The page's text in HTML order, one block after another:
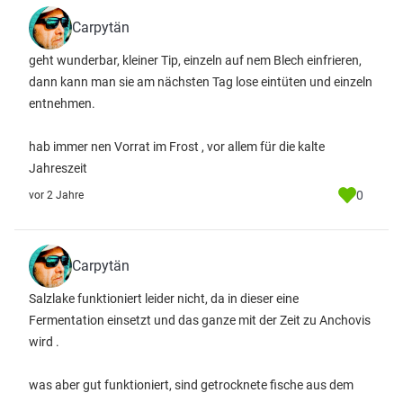
Carpytän
geht wunderbar, kleiner Tip, einzeln auf nem Blech einfrieren,
dann kann man sie am nächsten Tag lose eintüten und einzeln
entnehmen.
hab immer nen Vorrat im Frost , vor allem für die kalte
Jahreszeit
vor 2 Jahre 0
Carpytän
Salzlake funktioniert leider nicht, da in dieser eine
Fermentation einsetzt und das ganze mit der Zeit zu Anchovis
wird .
was aber gut funktioniert, sind getrocknete fische aus dem